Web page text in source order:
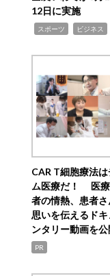
12日に実施
スポーツ ビジネス
CAR T細胞療法
ム医療だ！ 医
者の情熱、患者
思いを伝えるドキ
ンタリー動画を公
PR